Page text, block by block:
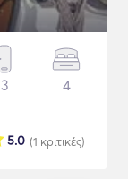
3 4
(1 κριτικές)
5.0